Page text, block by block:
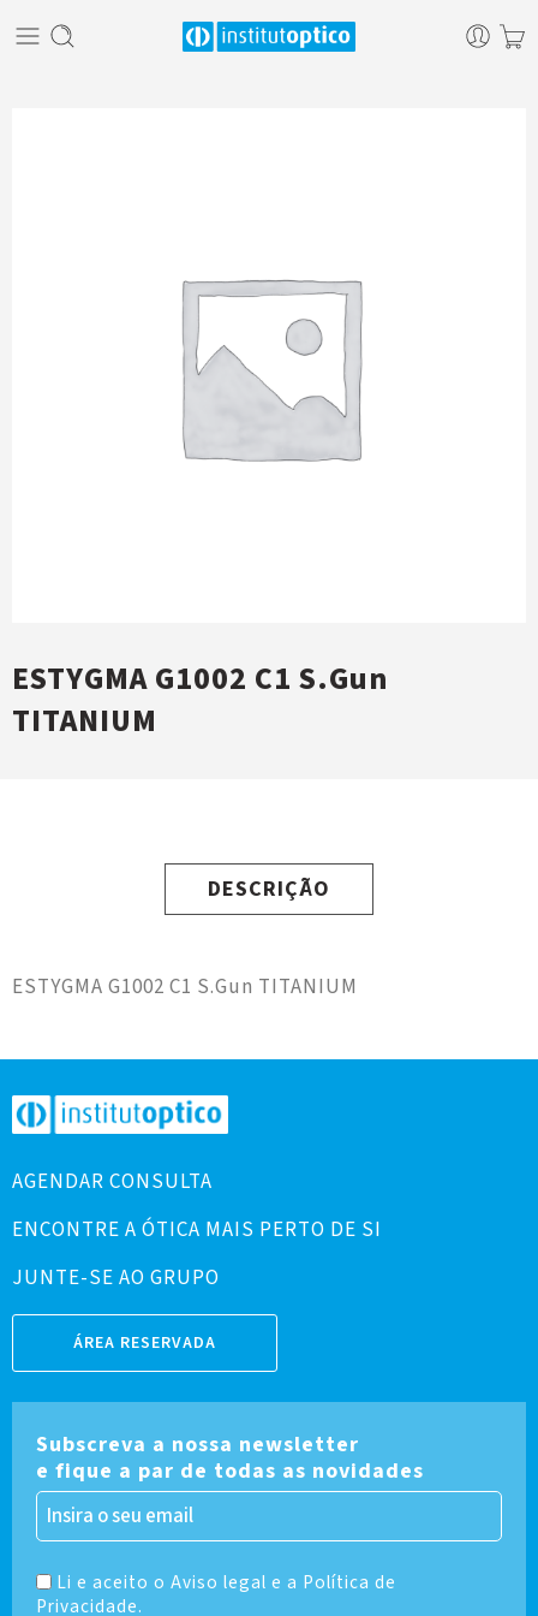
ESTYGMA G1002 C1 S.Gun
TITANIUM
DESCRIÇÃO
ESTYGMA G1002 C1 S.Gun TITANIUM
AGENDAR CONSULTA
ENCONTRE A ÓTICA MAIS PERTO DE SI
JUNTE-SE AO GRUPO
ÁREA RESERVADA
Subscreva a nossa newsletter
e fique a par de todas as novidades
Li e aceito o Aviso legal e a Política de
Privacidade.